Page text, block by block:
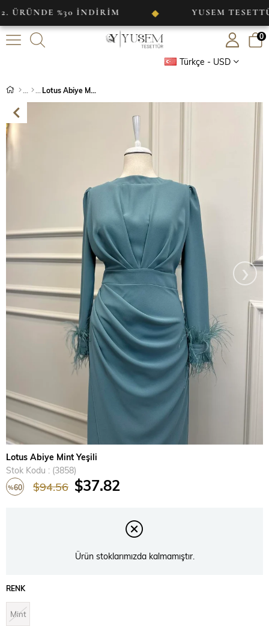
%30 İNDİRİM ◆ YUSEM TESETTÜR
Türkçe - USD
0
Lotus Abiye Mint Yeşili
›
Lotus Abiye Mint Yeşili
Stok Kodu
(3858)
%60 $94.56 $37.82
Ürün stoklarımızda kalmamıştır.
RENK
Mint